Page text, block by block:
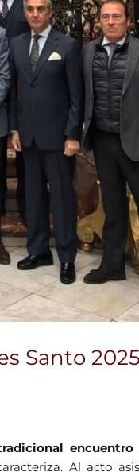
Santo 2025
encuentro
Al acto